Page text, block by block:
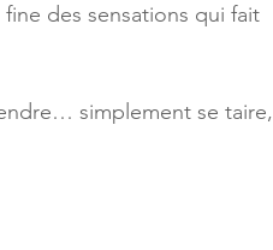
des sensations qui fait
simplement se taire,